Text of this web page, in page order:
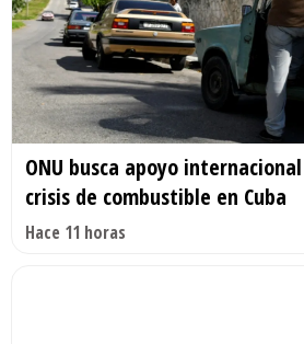
ONU busca apoyo
crisis de combustible en Cuba
Hace 11 horas